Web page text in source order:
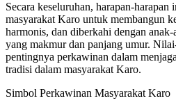
Secara keseluruhan, harapan-
masyarakat Karo untuk membangun
harmonis, dan diberkahi dengan
yang makmur dan panjang umur.
pentingnya perkawinan dalam
tradisi dalam masyarakat Karo.
Simbol Perkawinan Masyarakat Karo